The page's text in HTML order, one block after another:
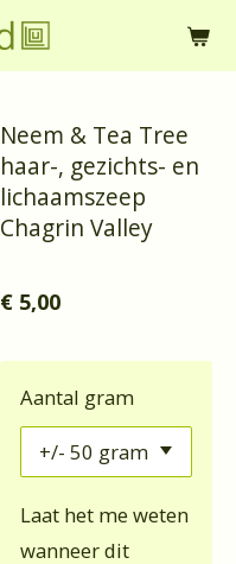
Neem & Tea Tree
haar-, gezichts- en
lichaamszeep
Chagrin Valley
€ 5,00
Aantal gram
Laat het me weten
wanneer dit